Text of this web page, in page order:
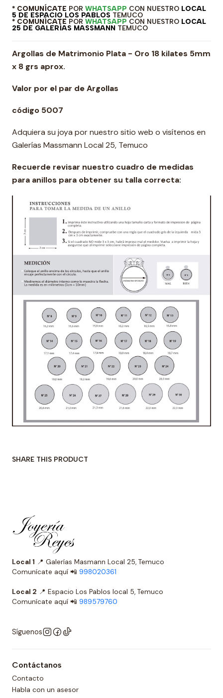
* COMUNÍCATE POR WHATSAPP CON NUESTRO LOCAL
5 DE ESPACIO LOS PABLOS TEMUCO
* COMUNÍCATE POR WHATSAPP CON NUESTRO LOCAL
25 DE GALERÍAS MASSMANN TEMUCO
Argollas de Matrimonio Plata - Oro 18 kilates 5mm
x 8 grs aprox.
Valor por el par de Argollas
código 5007
Adquiera su joya por nuestro sitio web o visítenos en
Galerías Massmann Local 25, Temuco
Recuerde revisar nuestro cuadro de medidas
para anillos para obtener su talla correcta:
SHARE THIS PRODUCT
Local 1 📍 Galerías Masmann Local 25, Temuco
Comunícate aquí 📲 998020361
Local 2 📍 Espacio Los Pablos local 5, Temuco
Comunícate aquí 📲 989579760
Síguenos
Contáctanos
Contacto
Habla con un asesor